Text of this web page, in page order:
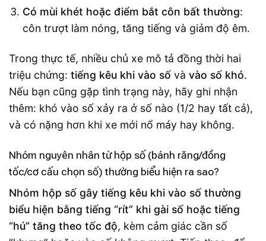
Có mùi khét hoặc điểm bắt côn bất thường:
côn trượt làm nóng, tăng tiếng và giảm độ êm.
Trong thực tế, nhiều chủ xe mô tả đồng thời hai
triệu chứng: tiếng kêu khi vào số và vào số khó.
Nếu bạn cũng gặp tình trạng này, hãy ghi nhận
thêm: khó vào số xảy ra ở số nào (1/2 hay tất cả),
và có nặng hơn khi xe mới nổ máy hay không.
Nhóm nguyên nhân từ hộp số (bánh răng/đồng
tốc/cơ cấu chọn số) thường biểu hiện ra sao?
Nhóm hộp số gây tiếng kêu khi vào số thường
biểu hiện bằng tiếng “rít” khi gài số hoặc tiếng
“hú” tăng theo tốc độ, kèm cảm giác cần số